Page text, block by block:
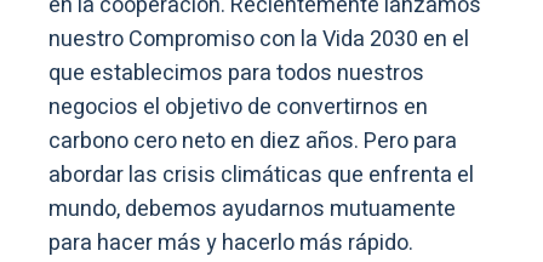
nuestro Compromiso con la Vida 2030 en el
que establecimos para todos nuestros
negocios el objetivo de convertirnos en
carbono cero neto en diez años. Pero para
abordar las crisis climáticas que enfrenta el
mundo, debemos ayudarnos mutuamente
para hacer más y hacerlo más rápido.